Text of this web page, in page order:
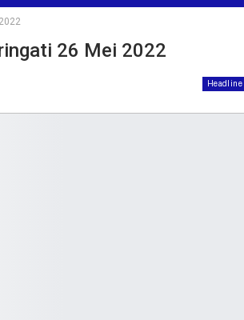
26 Mei 2022
Headline